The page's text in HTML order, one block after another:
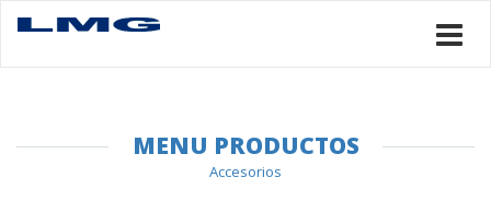
MENU PRODUCTOS
Accesorios